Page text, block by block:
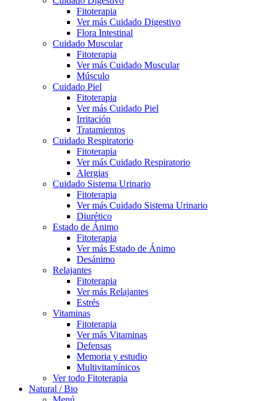
Fitoterapia
Ver más Cuidado Digestivo
Flora Intestinal
Cuidado Muscular
Fitoterapia
Ver más Cuidado Muscular
Músculo
Cuidado Piel
Fitoterapia
Ver más Cuidado Piel
Irritación
Tratamientos
Cuidado Respiratorio
Fitoterapia
Ver más Cuidado Respiratorio
Alergias
Cuidado Sistema Urinario
Fitoterapia
Ver más Cuidado Sistema Urinario
Diurético
Estado de Ánimo
Fitoterapia
Ver más Estado de Ánimo
Desánimo
Relajantes
Fitoterapia
Ver más Relajantes
Estrés
Vitaminas
Fitoterapia
Ver más Vitaminas
Defensas
Memoria y estudio
Multivitamínicos
Ver todo Fitoterapia
Natural / Bio